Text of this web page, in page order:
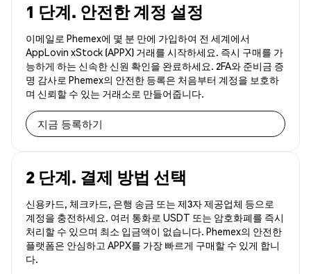
1 단계. 안전한 계정 설정
이메일로 Phemex에 몇 분 만에 가입하여 전 세계에서
AppLovin xStock (APPX) 거래를 시작하세요. 즉시 구매를 가
능하게 하는 신속한 신원 확인을 완료하세요. 2FA와 준비금 증
명 감사로 Phemex의 안전한 등록은 처음부터 계정을 보호하
며 신뢰할 수 있는 거래소로 만들어줍니다.
지금 등록하기
2 단계. 결제 방법 선택
신용카드, 체크카드, 은행 송금 또는 제3자 제공업체 등으로
계정을 충전하세요. 여러 통화로 USDT 또는 암호화폐를 즉시
처리할 수 있으며 최소 입금액이 없습니다. Phemex의 안전한
플랫폼은 안심하고 APPX를 가장 빠르게 구매할 수 있게 합니
다.